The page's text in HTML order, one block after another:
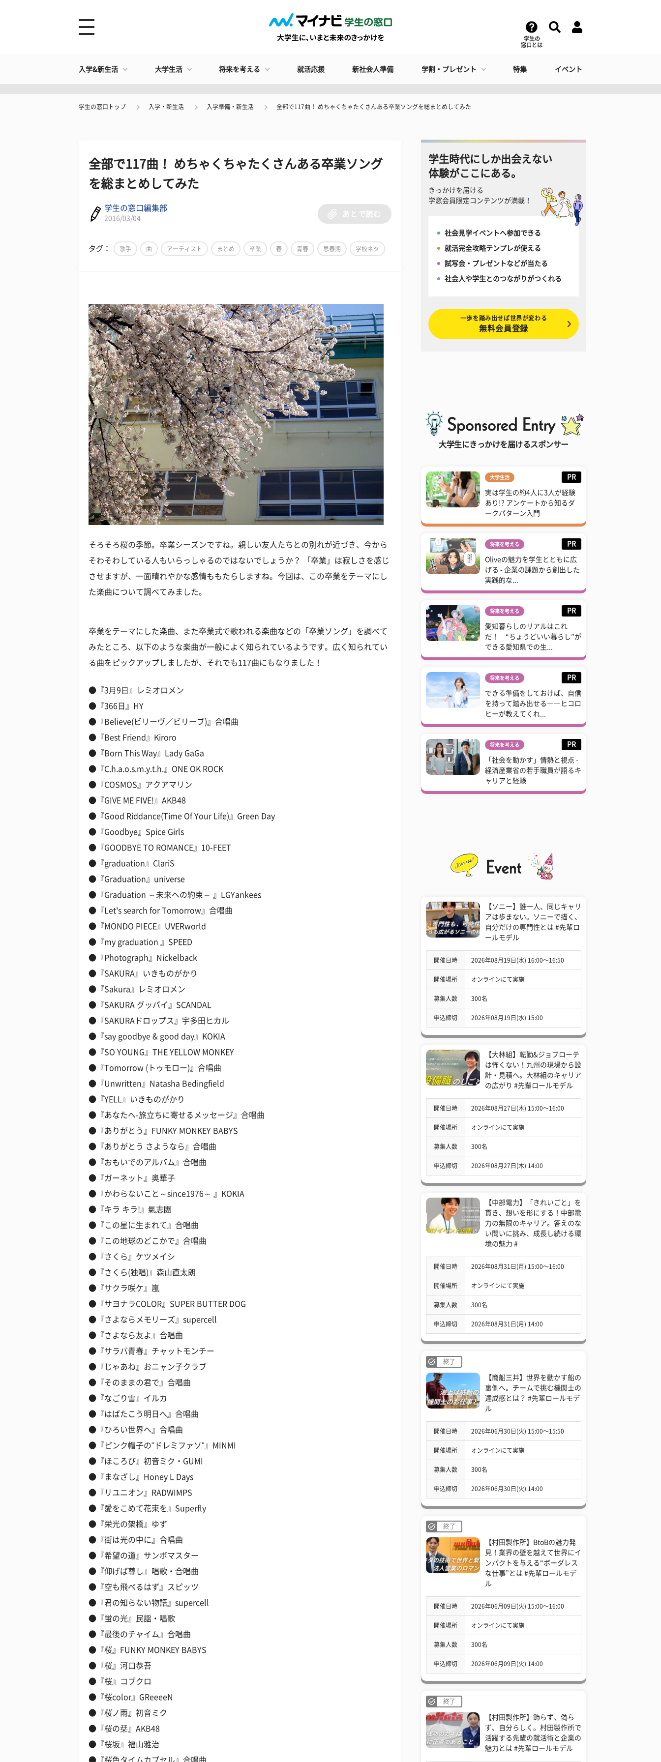
学生の
窓口とは
入学&新生活 大学生活 将来を考える 就活応援 新社会人準備 学割・プレゼント 特集 イベント
学生の窓口トップ 入学・新生活 入学準備・新生活 全部で117曲！ めちゃくちゃたくさんある卒業ソングを総まとめしてみた
全部で117曲！ めちゃくちゃたくさんある卒業ソング
を総まとめしてみた
学生の窓口編集部
2016/03/04
あとで読む
タグ： 歌手 曲 アーティスト まとめ 卒業 春 青春 思春期 学校ネタ
そろそろ桜の季節。卒業シーズンですね。親しい友人たちとの別れが近づき、今から
そわそわしている人もいらっしゃるのではないでしょうか？ 「卒業」は寂しさを感じ
させますが、一面晴れやかな感情ももたらしますね。今回は、この卒業をテーマにし
た楽曲について調べてみました。
卒業をテーマにした楽曲、また卒業式で歌われる楽曲などの「卒業ソング」を調べて
みたところ、以下のような楽曲が一般によく知られているようです。広く知られてい
る曲をピックアップしましたが、それでも117曲にもなりました！
●『3月9日』レミオロメン
●『366日』HY
●『Believe(ビリーヴ／ビリーブ)』合唱曲
●『Best Friend』Kiroro
●『Born This Way』Lady GaGa
●『C.h.a.o.s.m.y.t.h.』ONE OK ROCK
●『COSMOS』アクアマリン
●『GIVE ME FIVE!』AKB48
●『Good Riddance(Time Of Your Life)』Green Day
●『Goodbye』Spice Girls
●『GOODBYE TO ROMANCE』10-FEET
●『graduation』ClariS
●『Graduation』universe
●『Graduation ～未来への約束～ 』LGYankees
●『Let's search for Tomorrow』合唱曲
●『MONDO PIECE』UVERworld
●『my graduation 』SPEED
●『Photograph』Nickelback
●『SAKURA』いきものがかり
●『Sakura』レミオロメン
●『SAKURA グッバイ』SCANDAL
●『SAKURAドロップス』宇多田ヒカル
●『say goodbye & good day』KOKIA
●『SO YOUNG』THE YELLOW MONKEY
●『Tomorrow (トゥモロー)』合唱曲
●『Unwritten』Natasha Bedingfield
●『YELL』いきものがかり
●『あなたへ-旅立ちに寄せるメッセージ』合唱曲
●『ありがとう』FUNKY MONKEY BABYS
●『ありがとう さようなら』合唱曲
●『おもいでのアルバム』合唱曲
●『ガーネット』奥華子
●『かわらないこと～since1976～ 』KOKIA
●『キラ キラ!』氣志團
●『この星に生まれて』合唱曲
●『この地球のどこかで』合唱曲
●『さくら』ケツメイシ
●『さくら(独唱)』森山直太朗
●『サクラ咲ケ』嵐
●『サヨナラCOLOR』SUPER BUTTER DOG
●『さよならメモリーズ』supercell
●『さよなら友よ』合唱曲
●『サラバ青春』チャットモンチー
●『じゃあね』おニャン子クラブ
●『そのままの君で』合唱曲
●『なごり雪』イルカ
●『はばたこう明日へ』合唱曲
●『ひろい世界へ』合唱曲
●『ピンク帽子の"ドレミファソ"』MINMI
●『ほころび』初音ミク・GUMI
●『まなざし』Honey L Days
●『リユニオン』RADWIMPS
●『愛をこめて花束を』Superfly
●『栄光の架橋』ゆず
●『街は光の中に』合唱曲
●『希望の道』サンボマスター
●『仰げば尊し』唱歌・合唱曲
●『空も飛べるはず』スピッツ
●『君の知らない物語』supercell
●『蛍の光』民謡・唱歌
●『最後のチャイム』合唱曲
●『桜』FUNKY MONKEY BABYS
●『桜』河口恭吾
●『桜』コブクロ
●『桜color』GReeeeN
●『桜ノ雨』初音ミク
●『桜の栞』AKB48
●『桜坂』福山雅治
●『桜色タイムカプセル』合唱曲
学生時代にしか出会えない
体験がここにある。
きっかけを届ける
学窓会員限定コンテンツが満載！
社会見学イベントへ参加できる
就活完全攻略テンプレが使える
試写会・プレゼントなどが当たる
社会人や学生とのつながりがつくれる
一歩を踏み出せば世界が変わる
無料会員登録
大学生にきっかけを届けるスポンサー
大学生活 PR
実は学生の約4人に3人が経験
あり!? アンケートから知るダ
ークパターン入門
将来を考える PR
Oliveの魅力を学生とともに広
げる - 企業の課題から創出した
実践的な...
将来を考える PR
愛知暮らしのリアルはこれ
だ！ “ちょうどいい暮らし”が
できる愛知県での生...
将来を考える PR
できる準備をしておけば、自信
を持って踏み出せる――ヒコロ
ヒーが教えてくれ...
将来を考える PR
「社会を動かす」情熱と視点 -
経済産業省の若手職員が語るキ
ャリアと経験
【ソニー】誰一人、同じキャリ
アは歩まない。ソニーで描く、
自分だけの専門性とは #先輩ロ
ールモデル
開催日時 2026年08月19日(水) 16:00〜16:50
開催場所 オンラインにて実施
募集人数 300名
申込締切 2026年08月19日(水) 15:00
【大林組】転勤&ジョブローテ
は怖くない！九州の現場から設
計・見積へ。大林組のキャリア
の広がり #先輩ロールモデル
開催日時 2026年08月27日(木) 15:00〜16:00
開催場所 オンラインにて実施
募集人数 300名
申込締切 2026年08月27日(木) 14:00
【中部電力】「きれいごと」を
貫き、想いを形にする！中部電
力の無限のキャリア。答えのな
い問いに挑み、成長し続ける環
境の魅力 #
開催日時 2026年08月31日(月) 15:00〜16:00
開催場所 オンラインにて実施
募集人数 300名
申込締切 2026年08月31日(月) 14:00
終了
【商船三井】世界を動かす船の
裏側へ。チームで挑む機関士の
達成感とは？ #先輩ロールモデ
ル
開催日時 2026年06月30日(火) 15:00〜15:50
開催場所 オンラインにて実施
募集人数 300名
申込締切 2026年06月30日(火) 14:00
終了
【村田製作所】BtoBの魅力発
見！業界の壁を越えて世界にイ
ンパクトを与える“ボーダレス
な仕事”とは #先輩ロールモデ
ル
開催日時 2026年06月09日(火) 15:00〜16:00
開催場所 オンラインにて実施
募集人数 300名
申込締切 2026年06月09日(火) 14:00
終了
【村田製作所】飾らず、偽ら
ず、自分らしく。村田製作所で
活躍する先輩の就活術と企業の
魅力とは #先輩ロールモデル